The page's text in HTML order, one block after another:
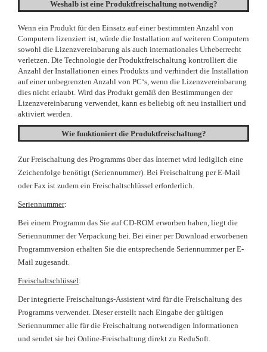
Weshalb ist eine Produktfreischaltung notwendig?
Wenn ein Produkt für den Einsatz auf einer bestimmten Anzahl von
Computern lizenziert ist, würde die Installation auf weiteren Computern
sowohl die Lizenzvereinbarung als auch internationales Urheberrecht
verletzen. Die Technologie der Produktfreischaltung kontrolliert die
Anzahl der Installationen eines Produkts und verhindert die Installation
auf einer unbegrenzten Anzahl von PC‘s, wenn die Lizenzvereinbarung
dies nicht erlaubt. Wird das Produkt gemäß den Bestimmungen der
Lizenzvereinbarung verwendet, kann es beliebig oft neu installiert und
aktiviert werden.
Wie funktioniert die Produktfreischaltung?
Zur Freischaltung des Programms über das Internet wird lediglich eine
Zeichenfolge benötigt (Seriennummer). Bei Freischaltung per E-Mail
oder Fax ist zudem ein Freischaltschlüssel erforderlich.
Seriennummer:
Bei einem Programm das Sie auf CD-ROM erworben haben, liegt die
Seriennummer der Verpackung bei. Bei einer per Download erworbenen
Programmversion erhalten Sie die entsprechende Seriennummer per E-
Mail zugesandt.
Freischaltschlüssel:
Der integrierte Freischaltungs-Assistent wird für die Freischaltung des
Programms verwendet. Dieser erstellt nach Eingabe der gültigen
Seriennummer alle für die Freischaltung notwendigen Informationen
und sendet sie bei Online-Freischaltung direkt zu ReduSoft.